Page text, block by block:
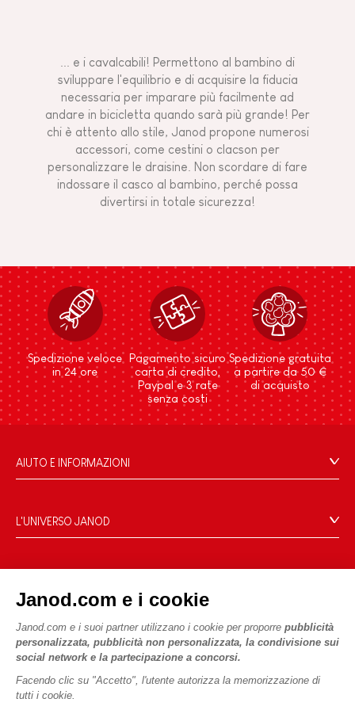
Janod.com e i cookie
Janod.com e i suoi partner utilizzano i cookie per proporre pubblicità
personalizzata, pubblicità non personalizzata, la condivisione sui
social network e la partecipazione a concorsi.
Facendo clic su "Accetto", l'utente autorizza la memorizzazione di
tutti i cookie.
... e i cavalcabili! Permettono al bambino di
sviluppare l'equilibrio e di acquisire la fiducia
necessaria per imparare più facilmente ad
andare in bicicletta quando sarà più grande! Per
chi è attento allo stile, Janod propone numerosi
accessori, come cestini o clacson per
personalizzare le draisine. Non scordare di fare
indossare il casco al bambino, perché possa
divertirsi in totale sicurezza!
Spedizione veloce
in 24 ore
Pagamento sicuro
carta di credito,
Paypal e 3 rate
senza costi
Spedizione gratuita
a partire da 50 €
di acquisto
AIUTO E INFORMAZIONI
Domande Frequenti
Contatti
Termini delle offerte
Dati personali
Cookies
Termini delle offerte
L'UNIVERSO JANOD
Le nostre attività
Impegni di RSI
Cos'è FSC®?
Pagamento
Acquista ora, paga dopo
Spedizione
Video
Regole di gioco e istruzioni
PROFESSIONALE
SEGUICI